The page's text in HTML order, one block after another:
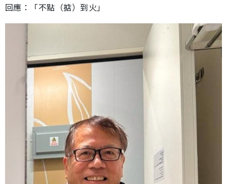
回應：「不點（掂）到火」